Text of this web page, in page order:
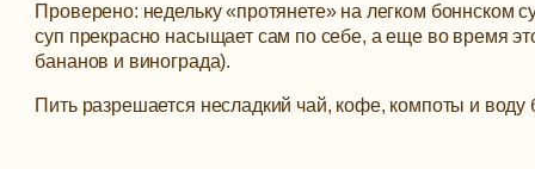
Проверено: недельку «протянете» на легком боннском
суп прекрасно насыщает сам по себе, а еще во время
бананов и винограда).
Пить разрешается несладкий чай, кофе, компоты и воду